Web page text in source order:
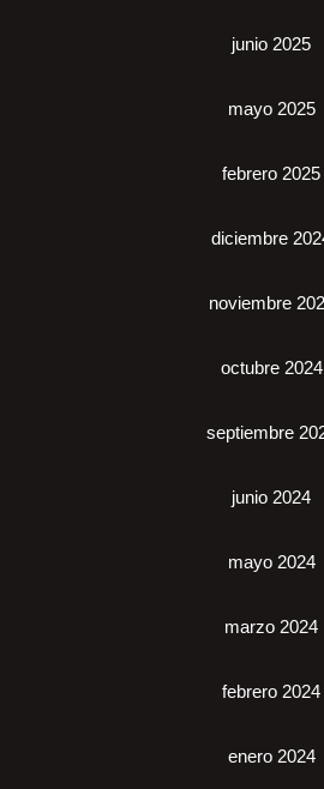
junio 2025
mayo 2025
febrero 2025
diciembre
noviembre
octubre 2024
septiembre
junio 2024
mayo 2024
marzo 2024
febrero 2024
enero 2024